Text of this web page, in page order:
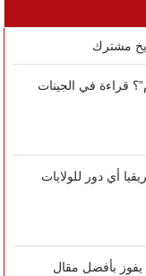
مشترك
قراءة في الجينات
أي دور للولايات
يفوز بأفضل مقال